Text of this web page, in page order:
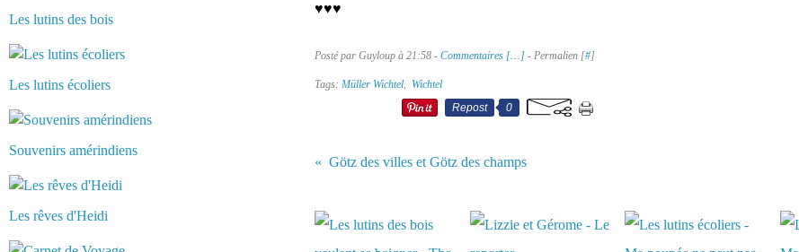
Les lutins des bois
Les lutins écoliers
Souvenirs amérindiens
Les rêves d'Heidi
♥♥♥
Posté par Guyloup à 21:58 - Commentaires […] - Permalien [#]
Tags: Müller Wichtel, Wichtel
Repost
0
Götz des villes et Götz des champs